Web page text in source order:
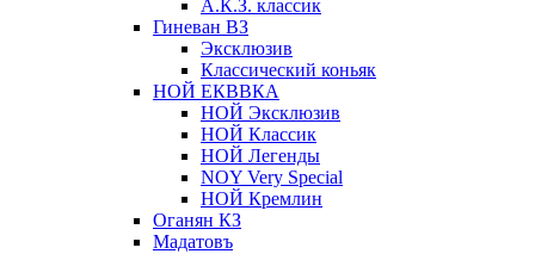
А.К.З. классик
Гиневан ВЗ
Эксклюзив
Классический коньяк
НОЙ ЕКВВКА
НОЙ Эксклюзив
НОЙ Классик
НОЙ Легенды
NOY Very Speсial
НОЙ Кремлин
Оганян КЗ
Мадатовъ